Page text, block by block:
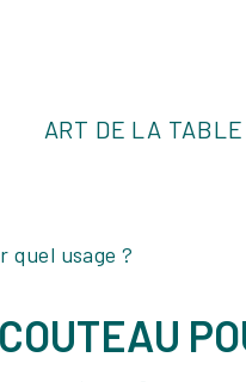
ART DE LA TABLE
quel usage ?